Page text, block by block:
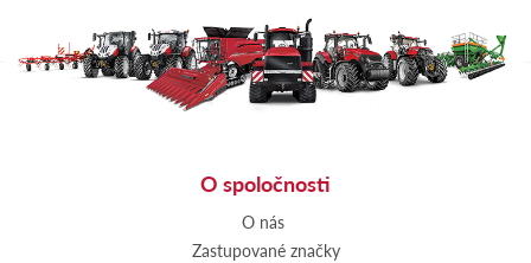
O spoločnosti
O nás
Zastupované značky